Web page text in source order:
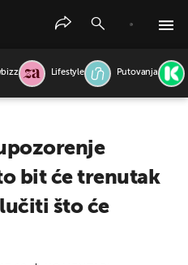
Lifestyle Putovanja
bit će trenutak
što će